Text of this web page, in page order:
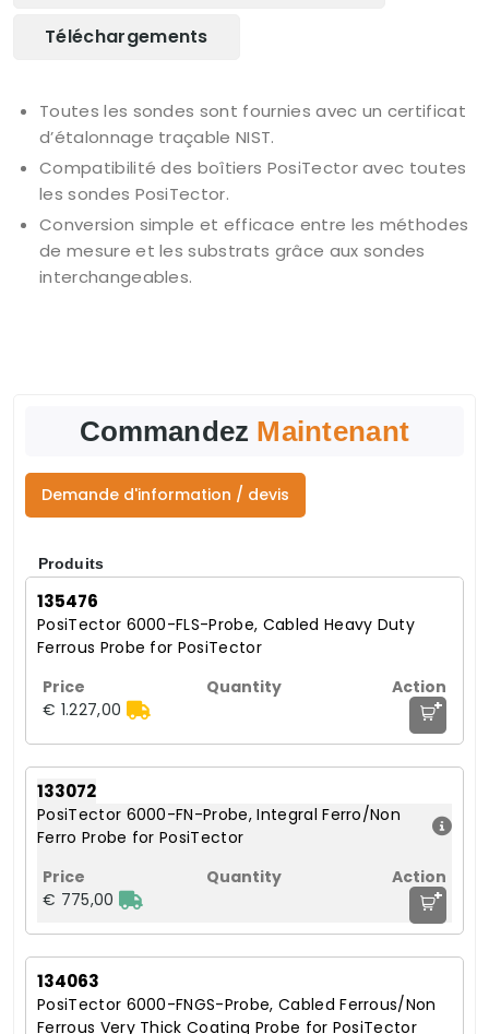
Téléchargements
Toutes les sondes sont fournies avec un certificat
d’étalonnage traçable NIST.
Compatibilité des boîtiers PosiTector avec toutes
les sondes PosiTector.
Conversion simple et efficace entre les méthodes
de mesure et les substrats grâce aux sondes
interchangeables.
Commandez Maintenant
Demande d'information / devis
Produits
135476
PosiTector 6000-FLS-Probe, Cabled Heavy Duty
Ferrous Probe for PosiTector
€ 1.227,00 +
133072
PosiTector 6000-FN-Probe, Integral Ferro/Non
Ferro Probe for PosiTector
€ 775,00 +
134063
PosiTector 6000-FNGS-Probe, Cabled Ferrous/Non
Ferrous Very Thick Coating Probe for PosiTector